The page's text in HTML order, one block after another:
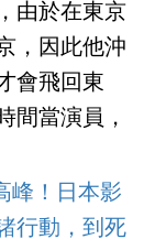
由於在東京
，因此他沖
會飛回東
間當演員，
峰！日本影
行動，到死